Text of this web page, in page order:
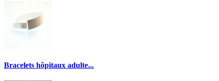
Bracelets hôpitaux adulte...